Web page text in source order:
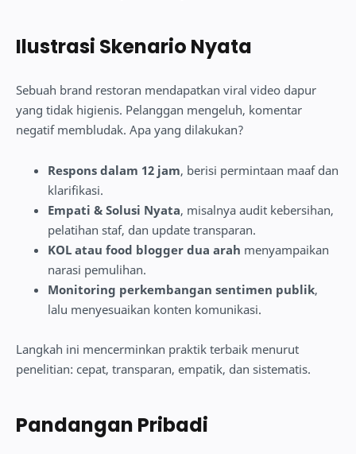
Ilustrasi Skenario Nyata
Sebuah brand restoran mendapatkan viral video dapur
yang tidak higienis. Pelanggan mengeluh, komentar
negatif membludak. Apa yang dilakukan?
Respons dalam 12 jam, berisi permintaan maaf dan
klarifikasi.
Empati & Solusi Nyata, misalnya audit kebersihan,
pelatihan staf, dan update transparan.
KOL atau food blogger dua arah menyampaikan
narasi pemulihan.
Monitoring perkembangan sentimen publik,
lalu menyesuaikan konten komunikasi.
Langkah ini mencerminkan praktik terbaik menurut
penelitian: cepat, transparan, empatik, dan sistematis.
Pandangan Pribadi